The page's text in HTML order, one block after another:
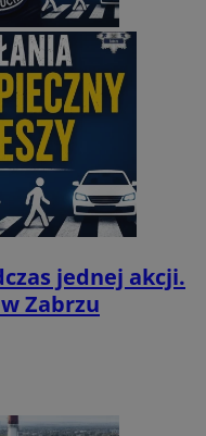
jednej akcji.
Zabrzu